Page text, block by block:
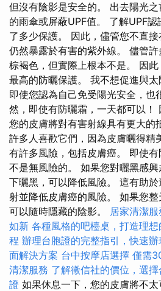
但沒有陰影是安全的。 出去陽光
的雨傘或屏蔽UPF值。 了解UPF
了多少保護。 因此，儘管您不直
仍然暴露於有害的紫外線。 儘管
棕褐色，但實際上根本不是。 因
最高的防曬保護。 我不想促進與
即使您認為自己免受陽光安全，也
然，即使有防曬霜，一天都可以！
您的皮膚將對有害射線具有更大的
許多人喜歡它們，因為皮膚曬得精
有許多風險，包括皮膚癌。 即使
不是無風險的。 如果您對曬黑感
下曬黑，可以降低風險。 這有助
射並降低皮膚癌的風險。 如果您
可以隨時隱藏的陰影。 居家清潔
如新 各種風格的吧檯桌，打造理
程 辦理台胞證的完整指引，快速
面解決方案 台中按摩店選擇 僅需
清潔服務 了解徵信社的價位，選
證 如果休息一下，您的皮膚將不